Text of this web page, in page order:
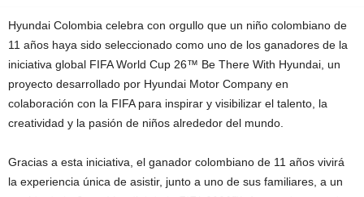
Hyundai Colombia celebra con orgullo que un niño colombiano de
11 años haya sido seleccionado como uno de los ganadores de la
iniciativa global FIFA World Cup 26™ Be There With Hyundai, un
proyecto desarrollado por Hyundai Motor Company en
colaboración con la FIFA para inspirar y visibilizar el talento, la
creatividad y la pasión de niños alrededor del mundo.
Gracias a esta iniciativa, el ganador colombiano de 11 años vivirá
la experiencia única de asistir, junto a uno de sus familiares, a un